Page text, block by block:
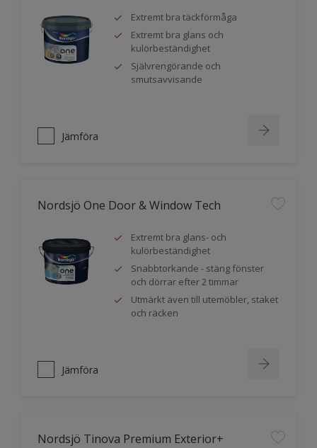
Extremt bra täckförmåga
Extremt bra glans och
kulörbeständighet
Självrengörande och
smutsavvisande
Jämföra
Nordsjö One Door & Window Tech
Extremt bra glans- och
kulörbeständighet
Snabbtorkande - stäng fönster
och dörrar efter 2 timmar
Utmärkt även till utemöbler, staket
och räcken
Jämföra
Nordsjö Tinova Premium Exterior+